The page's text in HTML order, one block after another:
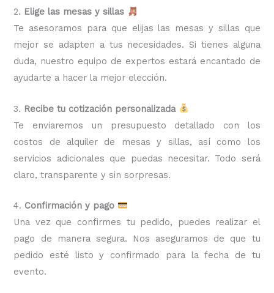
2. Elige las mesas y sillas
Te asesoramos para que elijas las mesas y sillas que
mejor se adapten a tus necesidades. Si tienes alguna
duda, nuestro equipo de expertos estará encantado de
ayudarte a hacer la mejor elección.
3. Recibe tu cotización personalizada
Te enviaremos un presupuesto detallado con los
costos de alquiler de mesas y sillas, así como los
servicios adicionales que puedas necesitar. Todo será
claro, transparente y sin sorpresas.
4. Confirmación y pago
Una vez que confirmes tu pedido, puedes realizar el
pago de manera segura. Nos aseguramos de que tu
pedido esté listo y confirmado para la fecha de tu
evento.